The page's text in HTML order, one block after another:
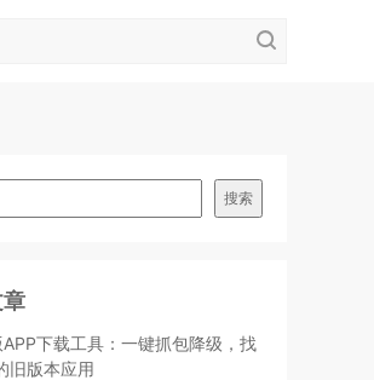
搜索
APP下载工具：一键抓包降级，找
旧版本应用